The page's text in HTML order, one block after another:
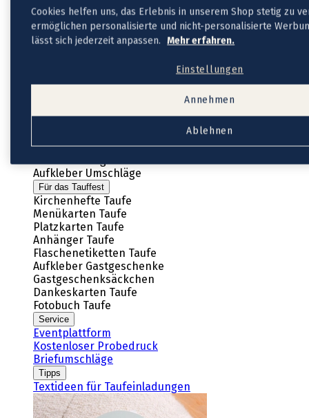
Neue
Neue Kollektion
Taufeinladungen Jungen
Aufkleber Umschläge
Für das Tauffest
Kirchenhefte Taufe
Menükarten Taufe
Platzkarten Taufe
Anhänger Taufe
Flaschenetiketten Taufe
Aufkleber Gastgeschenke
Gastgeschenksäckchen
Dankeskarten Taufe
Fotobuch Taufe
Service
Eventplattform
Kostenloser Probedruck
Briefumschläge
Tipps
Textideen für Taufeinladungen
Cookies helfen uns, das Erlebnis in unserem Shop stetig zu
ermöglichen personalisierte und nicht-personalisierte
lässt sich jederzeit anpassen.
Mehr erfahren.
Einstellungen
Ablehnen
Annehmen